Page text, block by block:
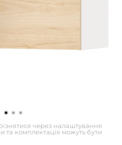
через налаштування
та комплектація можуть бути